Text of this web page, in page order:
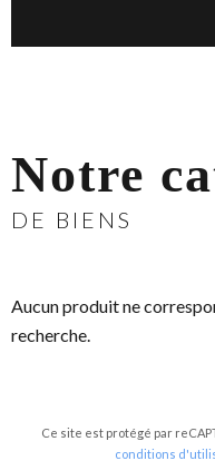
Notre
DE BIENS
Aucun produit ne
recherche.
Ce site est protégé par
conditions